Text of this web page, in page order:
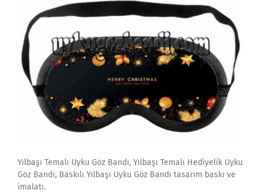
Yılbaşı Temalı Uyku Göz Bandı, Yılbaşı Temalı Hediyelik Uyku
Göz Bandı, Baskılı Yılbaşı Uyku Göz Bandı tasarım baskı ve
imalatı.